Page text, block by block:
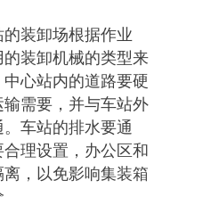
装卸场根据作业
装卸机械的类型来
心站内的道路要硬
需要，并与车站外
车站的排水要通
理设置，办公区和
，以免影响集装箱